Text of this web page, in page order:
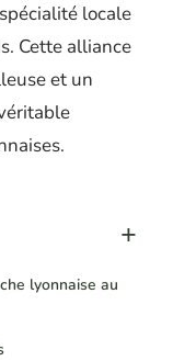
locale
Cette alliance
et un
lyonnaise au